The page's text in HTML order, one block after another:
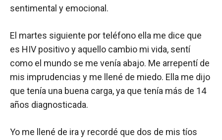
sentimental y emocional.
El martes siguiente por teléfono ella me dice que
es HIV positivo y aquello cambio mi vida, sentí
como el mundo se me venía abajo. Me arrepentí de
mis imprudencias y me llené de miedo. Ella me dijo
que tenía una buena carga, ya que tenía más de 14
años diagnosticada.
Yo me llené de ira y recordé que dos de mis tíos